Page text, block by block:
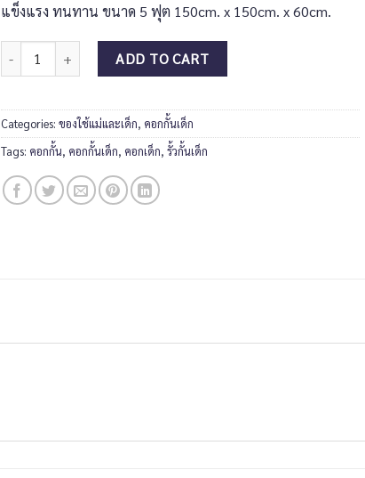
แข็งแรง ทนทาน ขนาด 5 ฟุต 150cm. x 150cm. x 60cm.
ADD TO CART
Categories: ของใช้แม่และเด็ก, คอกกั้นเด็ก
Tags: คอกกั้น, คอกกั้นเด็ก, คอกเด็ก, รั้วกั้นเด็ก